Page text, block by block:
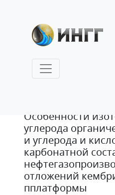
Особенности
углерода
и углерода и
карбонатной
отложений
пплатформы